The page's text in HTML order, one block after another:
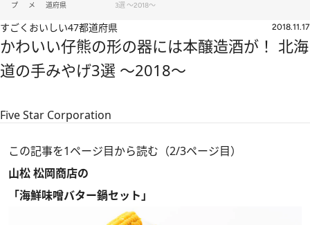
プ
メ
道府県
3選 ～2018～
すごくおいしい47都道府県 2018.11.17
かわいい仔熊の形の器には本醸造酒が！ 北海
道の手みやげ3選 ～2018～
Five Star Corporation
この記事を1ページ目から読む（2/3ページ目）
山松 松岡商店の
「海鮮味噌バター鍋セット」